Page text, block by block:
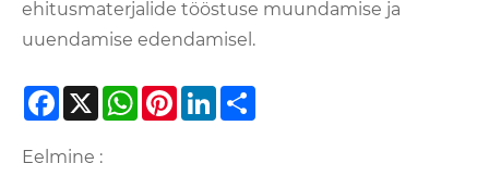
ehitusmaterjalide tööstuse muundamise ja
uuendamise edendamisel.
Facebook
X WhatsApp
PinterestLinkedIn
Eelmine :